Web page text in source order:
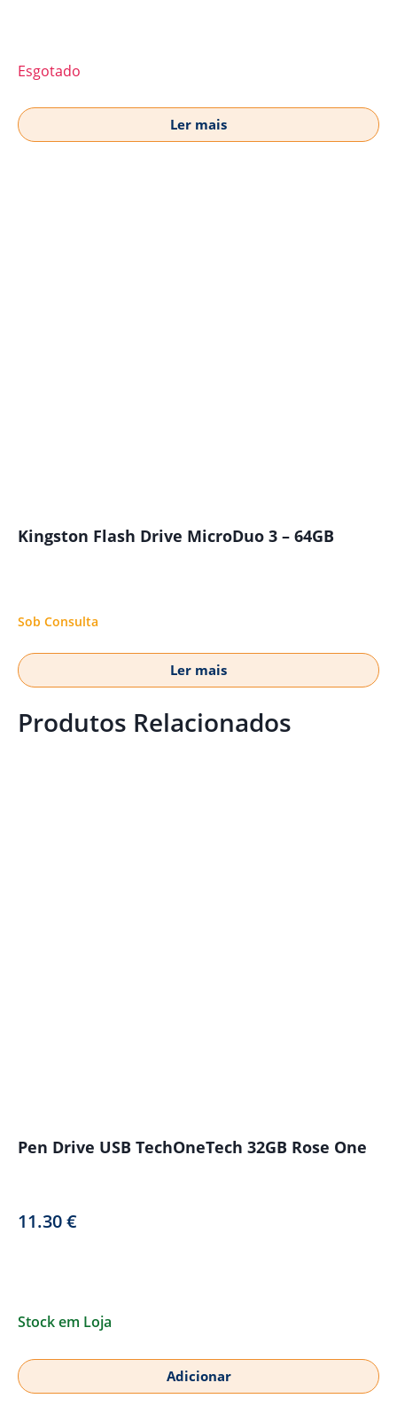
Esgotado
Ler mais
Kingston Flash Drive MicroDuo 3 – 64GB
Sob Consulta
Ler mais
Produtos Relacionados
Pen Drive USB TechOneTech 32GB Rose One
11.30€
Stock em Loja
Adicionar